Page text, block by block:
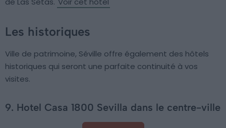
Les historiques
Ville de patrimoine, Séville offre également des hôtels
historiques qui seront une parfaite continuité à vos
visites.
9. Hotel Casa 1800 Sevilla dans le centre-ville